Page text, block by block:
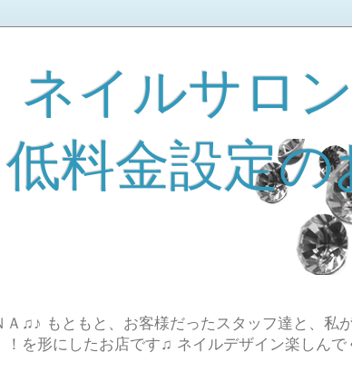
イルサロン
料金設定の
♫♪ もともと、お客様だったスタッフ達と、私
！を形にしたお店です♫ ネイルデザイン楽しんで